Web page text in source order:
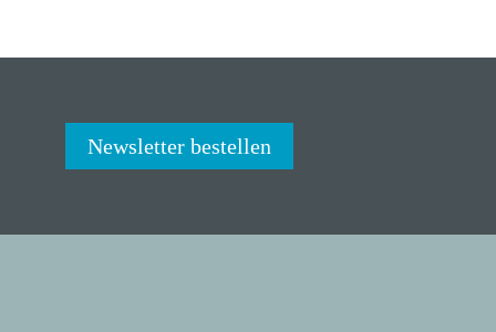
Newsletter bestellen